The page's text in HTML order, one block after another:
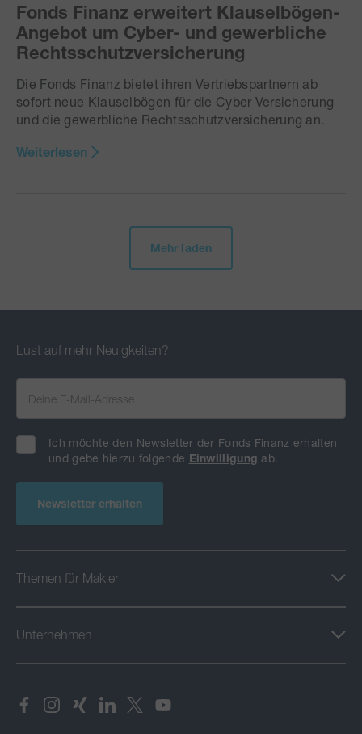
Fonds Finanz erweitert Klauselbögen-
Angebot um Cyber- und gewerbliche
Rechtsschutzversicherung
Die Fonds Finanz bietet ihren Vertriebspartnern ab
sofort neue Klauselbögen für die Cyber Versicherung
und die gewerbliche Rechtsschutzversicherung an.
Weiterlesen
Mehr laden
Themen für Makler
Unternehmen
Lust auf mehr Neuigkeiten?
Ich möchte den Newsletter der Fonds Finanz erhalten
und gebe hierzu folgende Einwilligung ab.
Newsletter erhalten